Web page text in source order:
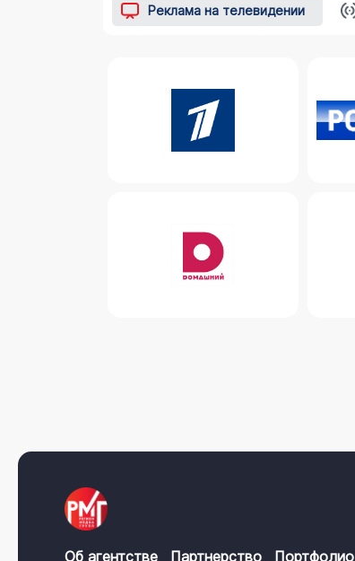
Реклама на телевидении
Об агентстве Партнерство Портфолио